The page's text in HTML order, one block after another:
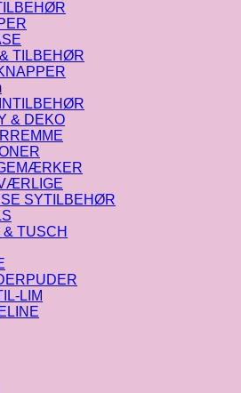
TILBEHØR
& DEKO
SYTILBEHØR
& TUSCH
LIM